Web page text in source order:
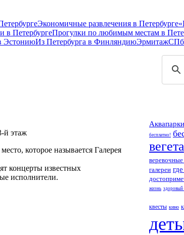
Экономичные развлечения в Петербурге
в ПетербургеПрогулки по любимым местам в
ЭстониюИз Петербурга в ФинляндиюЭрмитаж
й этаж
которое называется Галерея
концерты известных
исполнители.
Аквапарки
бесплатно!
галереи
жизнь здоровый
квесты кино